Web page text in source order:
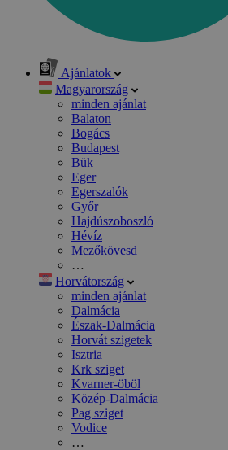
Ajánlatok
Magyarország
minden ajánlat
Balaton
Bogács
Budapest
Bük
Eger
Egerszalók
Győr
Hajdúszoboszló
Hévíz
Mezőkövesd
…
Horvátország
minden ajánlat
Dalmácia
Észak-Dalmácia
Horvát szigetek
Isztria
Krk sziget
Kvarner-öböl
Közép-Dalmácia
Pag sziget
Vodice
…